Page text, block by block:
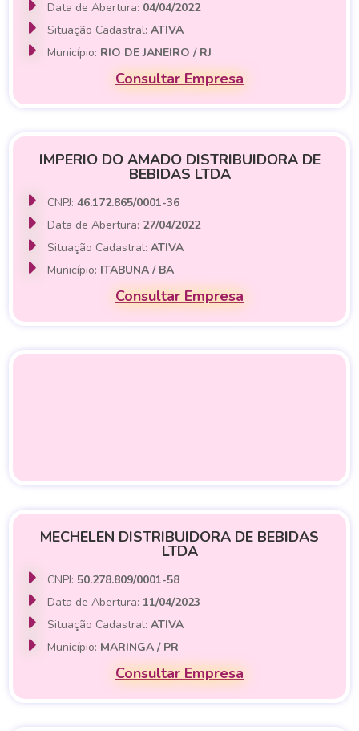
Data de Abertura: 04/04/2022
Situação Cadastral:ATIVA
Município: RIO DE JANEIRO / RJ
Consultar Empresa
IMPERIO DO AMADO DISTRIBUIDORA DE
BEBIDAS LTDA
CNPJ:46.172.865/0001-36
Data de Abertura: 27/04/2022
Situação Cadastral:ATIVA
Município: ITABUNA / BA
Consultar Empresa
MECHELEN DISTRIBUIDORA DE BEBIDAS
LTDA
CNPJ: 50.278.809/0001-58
Data de Abertura: 11/04/2023
Situação Cadastral:ATIVA
Município: MARINGA / PR
Consultar Empresa